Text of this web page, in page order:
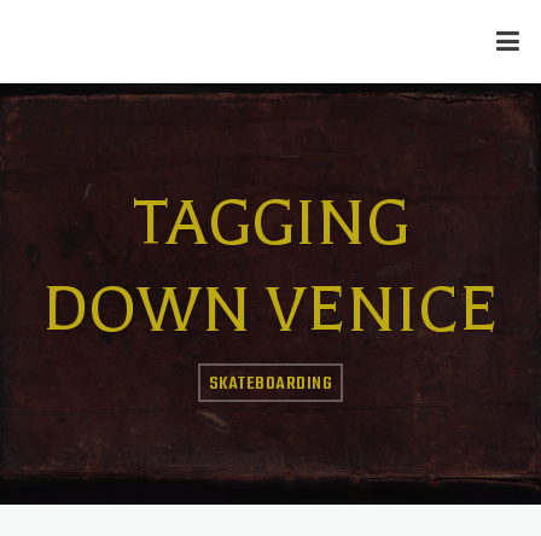
TAGGING
DOWN VENICE
SKATEBOARDING